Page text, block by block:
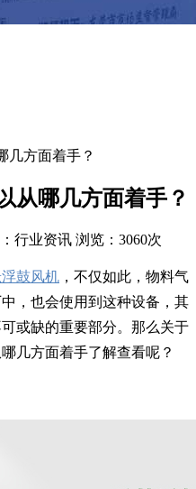
几方面着手？
从哪几方面着手？
行业资讯 浏览：3060次
鼓风机 ，不仅如此，物料气
，也会使用到这种设备，其
或缺的重要部分。那么关于
几方面着手了解查看呢？